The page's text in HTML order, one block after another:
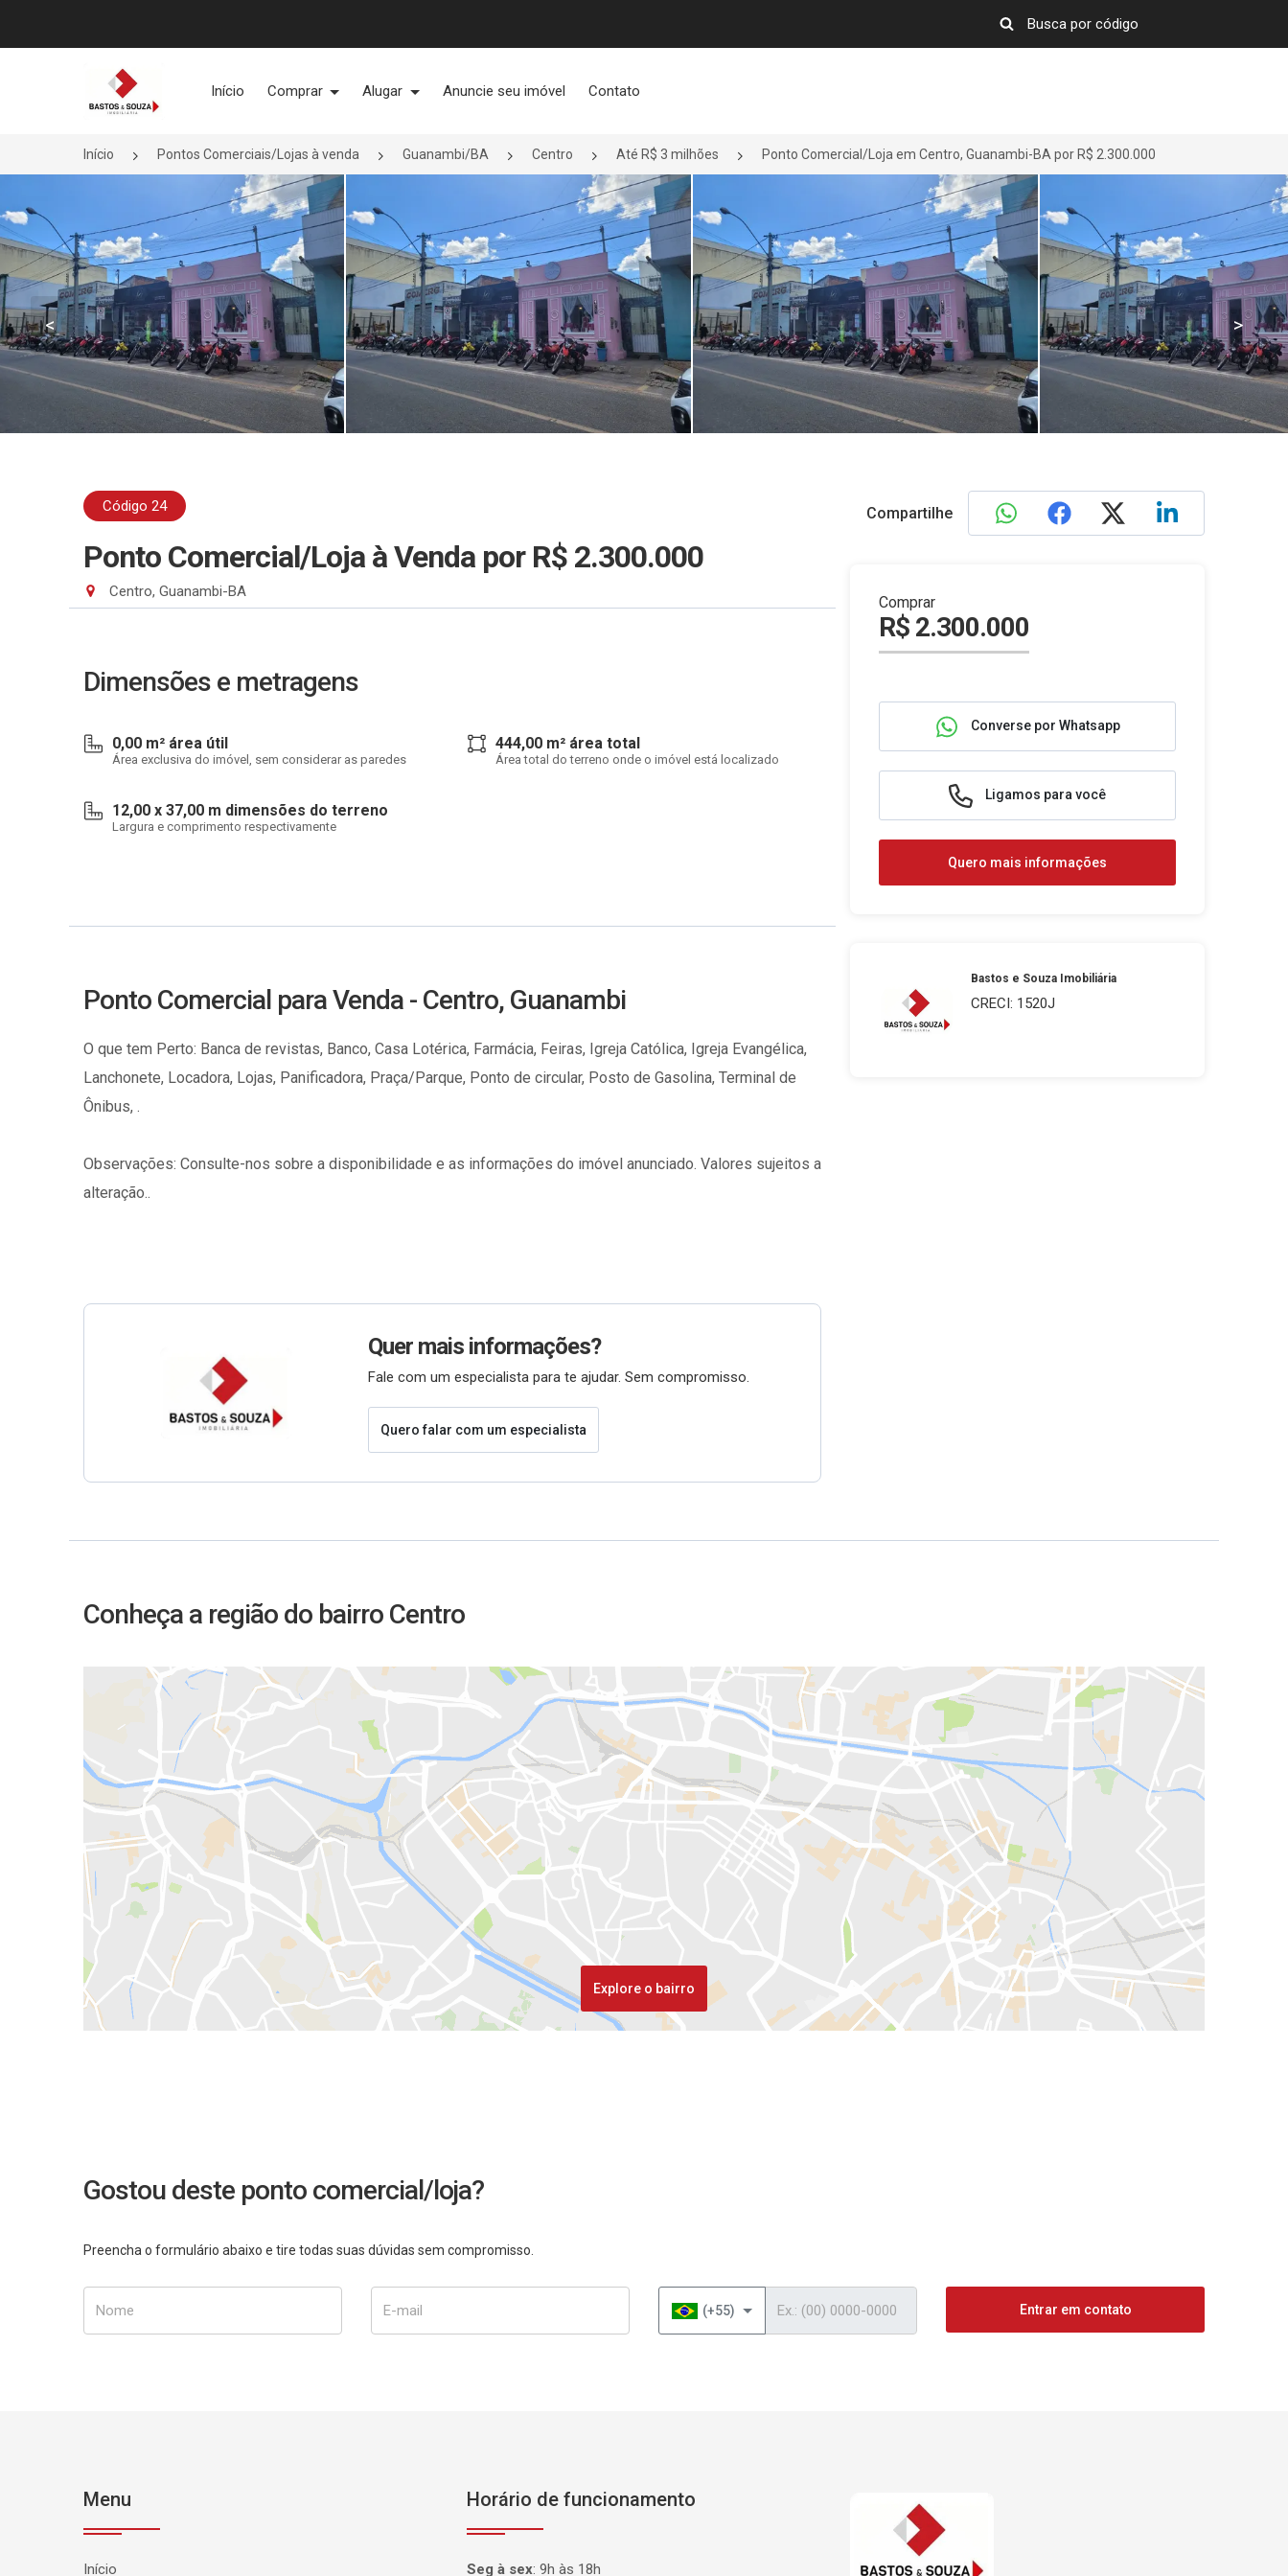
Página inicial
Início Comprar Alugar Anuncie seu imóvel Contato
Início Pontos Comerciais/Lojas à venda Guanambi/BA Centro Até R$ 3 milhões Ponto Comercial/Loja em Centro, Guanambi-BA por R$ 2.300.000
< >
Código 24
Ponto Comercial/Loja à Venda por R$ 2.300.000
Centro, Guanambi-BA
Dimensões e metragens
0,00 m² área útil
Área exclusiva do imóvel, sem considerar as paredes
444,00 m² área total
Área total do terreno onde o imóvel está localizado
12,00 x 37,00 m dimensões do terreno
Largura e comprimento respectivamente
Ponto Comercial para Venda - Centro, Guanambi
O que tem Perto: Banca de revistas, Banco, Casa Lotérica, Farmácia, Feiras, Igreja Católica, Igreja Evangélica,
Lanchonete, Locadora, Lojas, Panificadora, Praça/Parque, Ponto de circular, Posto de Gasolina, Terminal de
Ônibus, .
Observações: Consulte-nos sobre a disponibilidade e as informações do imóvel anunciado. Valores sujeitos a
alteração..
Quer mais informações?
Fale com um especialista para te ajudar. Sem compromisso.
Quero falar com um especialista
Compartilhe
Comprar
R$ 2.300.000
Converse por Whatsapp
Ligamos para você
Quero mais informações
Bastos e Souza Imobiliária
CRECI: 1520J
Conheça a região do bairro Centro
Explore o bairro
Gostou deste ponto comercial/loja?
Preencha o formulário abaixo e tire todas suas dúvidas sem compromisso.
(+55) Entrar em contato
Menu
Início
Horário de funcionamento
Seg à sex: 9h às 18h
Página inicial